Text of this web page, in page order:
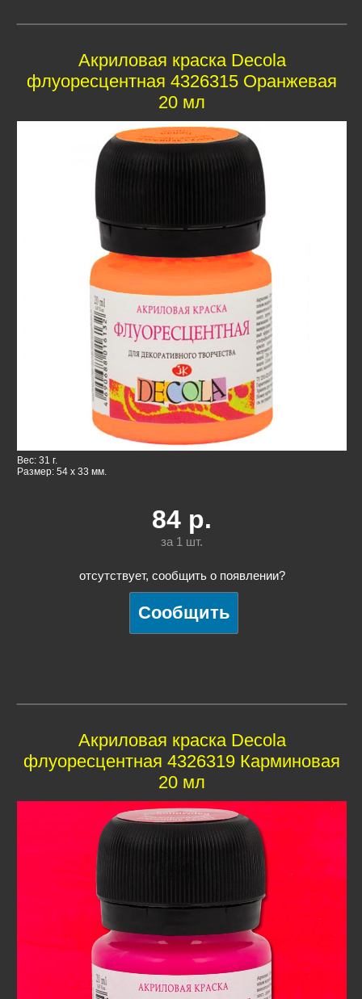
Акриловая краска Decola
флуоресцентная 4326315 Оранжевая
20 мл
Вес: 31 г.
Размер: 54 x 33 мм.
84 р.
за 1 шт.
отсутствует, сообщить о появлении?
Акриловая краска Decola
флуоресцентная 4326319 Карминовая
20 мл